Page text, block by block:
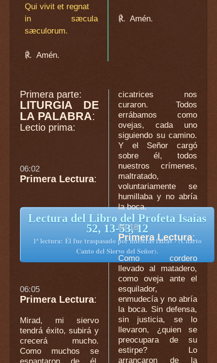
Qui vivit et regnat
in sæcula
sæculorum.
℟. Amén.
℟. Amén.
Primera parte:
LITURGIA DE
LA PALABRA:
Lectio prima:
06:02
Primera Lectura:
Lectura del Libro del Profeta Isaías
52, 13-53, 12
1ª lectura: Él fue traspasado por nuestras faltas - (Cuarto
Canto del Siervo del Señor).
06:05
Primera Lectura:
Mirad, mi siervo
tendrá éxito, subirá y
crecerá mucho.
Como muchos se
cicatrices nos
curaron. Todos
errábamos como
ovejas, cada uno
siguiendo su camino.
Y el Señor cargó
sobre él, todos
nuestros crímenes,
maltratado,
voluntariamente se
humillaba y no abría
la boca.
08:18
Primera Lectura:
Como cordero
llevado al matadero,
como oveja ante el
esquilador,
enmudecía y no abría
la boca. Sin defensa,
sin justicia, se lo
llevaron, ¿quien se
preocupara de su
estirpe? Lo
arrancaron de la